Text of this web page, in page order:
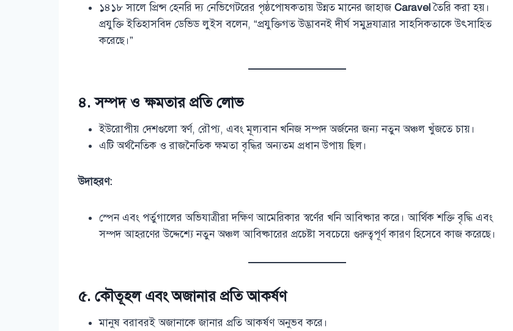
১৪১৮ সালে প্রিন্স হেনরি দ্য নেভিগেটরের পৃষ্ঠপোষকতায় উন্নত মানের জাহাজ Caravelতৈরি করা হয়।
প্রযুক্তি ইতিহাসবিদ ডেভিড লুইস বলেন, “প্রযুক্তিগত উদ্ভাবনই দীর্ঘ সমুদ্রযাত্রার সাহসিকতাকে উৎসাহিত
করেছে।”
৪. সম্পদ ও ক্ষমতার প্রতি লোভ
ইউরোপীয় দেশগুলো স্বর্ণ, রৌপ্য, এবং মূল্যবান খনিজ সম্পদ অর্জনের জন্য নতুন অঞ্চল খুঁজতে চায়।
এটি অর্থনৈতিক ও রাজনৈতিক ক্ষমতা বৃদ্ধির অন্যতম প্রধান উপায় ছিল।
উদাহরণ:
স্পেন এবং পর্তুগালের অভিযাত্রীরা দক্ষিণ আমেরিকার স্বর্ণের খনি আবিষ্কার করে। আর্থিক শক্তি বৃদ্ধি এবং
সম্পদ আহরণের উদ্দেশ্যে নতুন অঞ্চল আবিষ্কারের প্রচেষ্টা সবচেয়ে গুরুত্বপূর্ণ কারণ হিসেবে কাজ করেছে।
৫. কৌতূহল এবং অজানার প্রতি আকর্ষণ
মানুষ বরাবরই অজানাকে জানার প্রতি আকর্ষণ অনুভব করে।